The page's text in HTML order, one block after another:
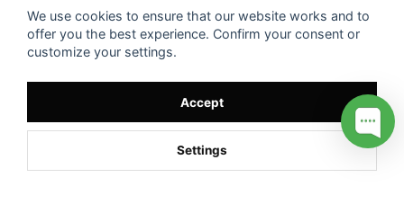
We use cookies to ensure that our website works and to
offer you the best experience. Confirm your consent or
customize your settings.
Accept
Settings